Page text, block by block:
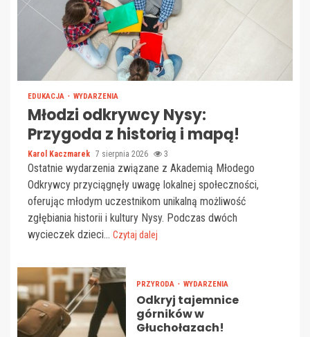
EDUKACJA WYDARZENIA
Młodzi odkrywcy Nysy:
Przygoda z historią i mapą!
Karol Kaczmarek 7 sierpnia 2026 3
Ostatnie wydarzenia związane z Akademią Młodego
Odkrywcy przyciągnęły uwagę lokalnej społeczności,
oferując młodym uczestnikom unikalną możliwość
zgłębiania historii i kultury Nysy. Podczas dwóch
wycieczek dzieci... Czytaj dalej
PRZYRODA WYDARZENIA
Odkryj tajemnice
górników w
Głuchołazach!